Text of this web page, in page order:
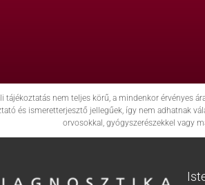
tájékoztatás nem teljes körű, a mindenkor érvényes
és ismeretterjesztő jellegűek, így nem adhatnak
orvosokkal, gyógyszerészekkel vagy